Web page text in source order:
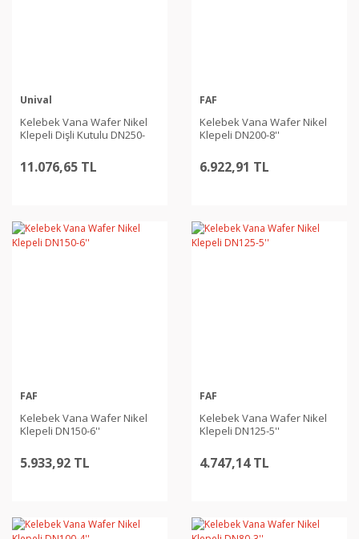
Unival
Kelebek Vana Wafer Nikel
Klepeli Dişli Kutulu DN250-
11.076,65 TL
FAF
Kelebek Vana Wafer Nikel
Klepeli DN200-8''
6.922,91 TL
FAF
Kelebek Vana Wafer Nikel
Klepeli DN150-6''
5.933,92 TL
FAF
Kelebek Vana Wafer Nikel
Klepeli DN125-5''
4.747,14 TL